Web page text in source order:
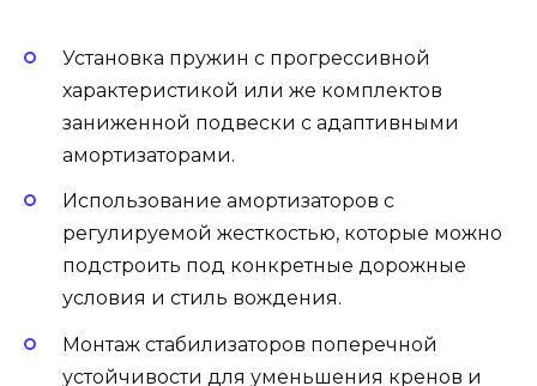
Установка пружин с прогрессивной
характеристикой или же комплектов
заниженной подвески с адаптивными
амортизаторами.
Использование амортизаторов с
регулируемой жесткостью, которые можно
подстроить под конкретные дорожные
условия и стиль вождения.
Монтаж стабилизаторов поперечной
устойчивости для уменьшения кренов и